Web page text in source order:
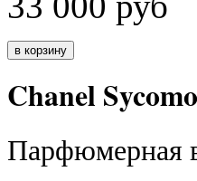
Chanel
Парфюмерная